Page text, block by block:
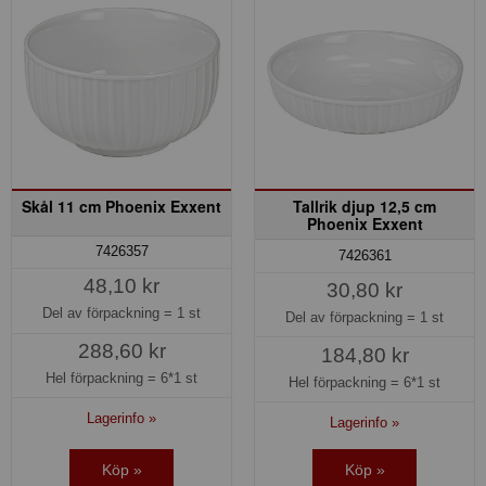
Skål 11 cm Phoenix Exxent
7426357
48,10 kr
Del av förpackning = 1 st
288,60 kr
Hel förpackning = 6*1 st
Lagerinfo »
Köp »
Tallrik djup 12,5 cm
Phoenix Exxent
7426361
30,80 kr
Del av förpackning = 1 st
184,80 kr
Hel förpackning = 6*1 st
Lagerinfo »
Köp »